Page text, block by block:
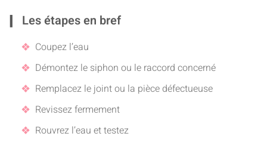
Les étapes en bref
Coupez l’eau
Démontez le siphon ou le raccord concerné
Remplacez le joint ou la pièce défectueuse
Revissez fermement
Rouvrez l’eau et testez